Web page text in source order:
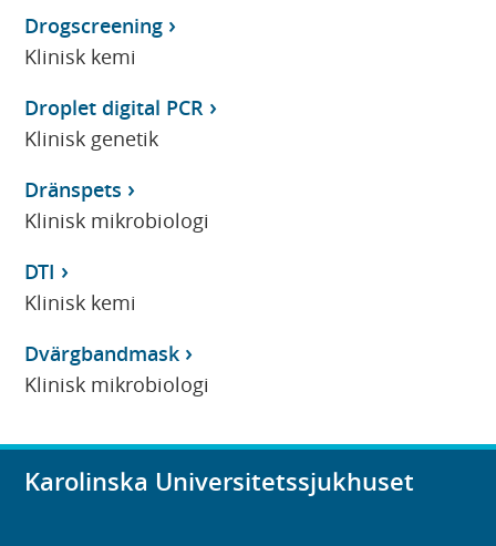
Drogscreening
Klinisk kemi
Droplet digital PCR
Klinisk genetik
Dränspets
Klinisk mikrobiologi
DTI
Klinisk kemi
Dvärgbandmask
Klinisk mikrobiologi
Karolinska Universitetssjukhuset